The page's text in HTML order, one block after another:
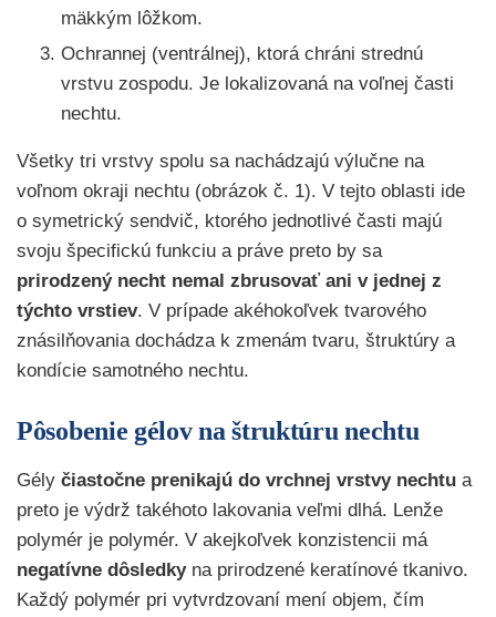
mäkkým lôžkom.
Ochrannej (ventrálnej), ktorá chráni strednú
vrstvu zospodu. Je lokalizovaná na voľnej časti
nechtu.
Všetky tri vrstvy spolu sa nachádzajú výlučne na
voľnom okraji nechtu (obrázok č. 1). V tejto oblasti ide
o symetrický sendvič, ktorého jednotlivé časti majú
svoju špecifickú funkciu a práve preto by sa
prirodzený necht nemal zbrusovať ani v jednej z
týchto vrstiev. V prípade akéhokoľvek tvarového
znásilňovania dochádza k zmenám tvaru, štruktúry a
kondície samotného nechtu.
Pôsobenie gélov na štruktúru nechtu
Gély čiastočne prenikajú do vrchnej vrstvy nechtu a
preto je výdrž takéhoto lakovania veľmi dlhá. Lenže
polymér je polymér. V akejkoľvek konzistencii má
negatívne dôsledkyna prirodzené keratínové tkanivo.
Každý polymér pri vytvrdzovaní mení objem, čím